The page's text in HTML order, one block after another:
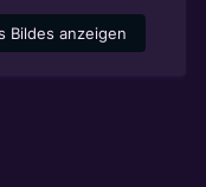
Bildes anzeigen